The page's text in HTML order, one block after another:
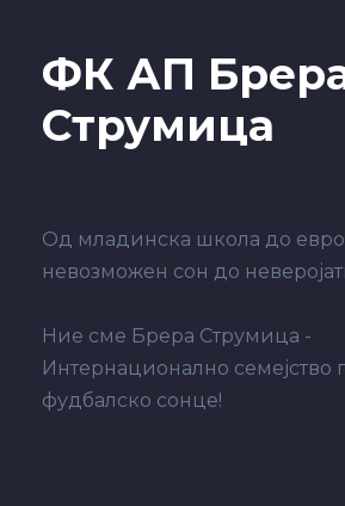
ФК АП
Струмица
Од младинска школа до
невозможен сон до
Ние сме Брера Струмица -
Интернационално семејство
фудбалско сонце!